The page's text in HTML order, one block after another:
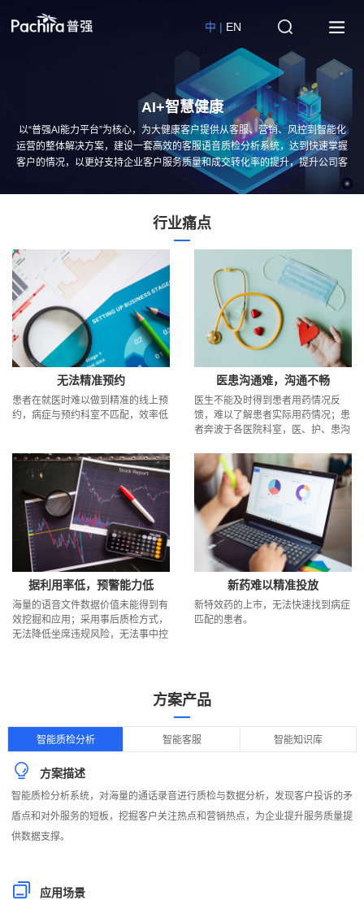
EN
中 |
AI+智慧健康
以“普强Al能力平台”为核心，为大健康客户提供从客服、营销、风控到智能化
运营的整体解决方案，建设一套高效的客服语音质检分析系统，达到快速掌握
客户的情况，以更好支持企业客户服务质量和成交转化率的提升，提升公司客
户服务品质，挖掘用户价值，实现对电销渠道的交互信息、质检信息统一汇集
并分析利用。
行业痛点
无法精准预约
患者在就医时难以做到精准的线上预
约，病症与预约科室不匹配，效率低
医患沟通难，沟通不畅
医生不能及时得到患者用药情况反
馈，难以了解患者实际用药情况；患
者奔波于各医院科室，医、护、患沟
据利用率低，预警能力低
海量的语音文件数据价值未能得到有
效挖掘和应用；采用事后质检方式，
无法降低坐席违规风险，无法事中控
新药难以精准投放
新特效药的上市，无法快速找到病症
匹配的患者。
方案产品
点
智能质检分析 智能客服 智能知识库
方案描述
智能质检分析系统，对海量的通话录音进行质检与数据分析，发现客户投诉的矛
盾点和对外服务的短板，挖掘客户关注热点和营销热点，为企业提升服务质量提
供数据支撑。
应用场景